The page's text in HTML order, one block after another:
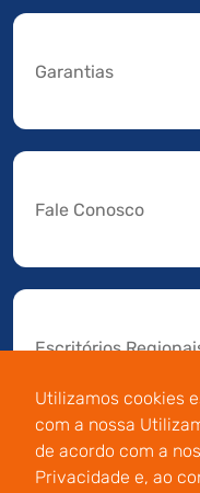
Utilizamos cookies
com a nossa
de acordo com a
Privacidade e, ao
Garantias
Fale Conosco
Escritórios
Av. Manoel da